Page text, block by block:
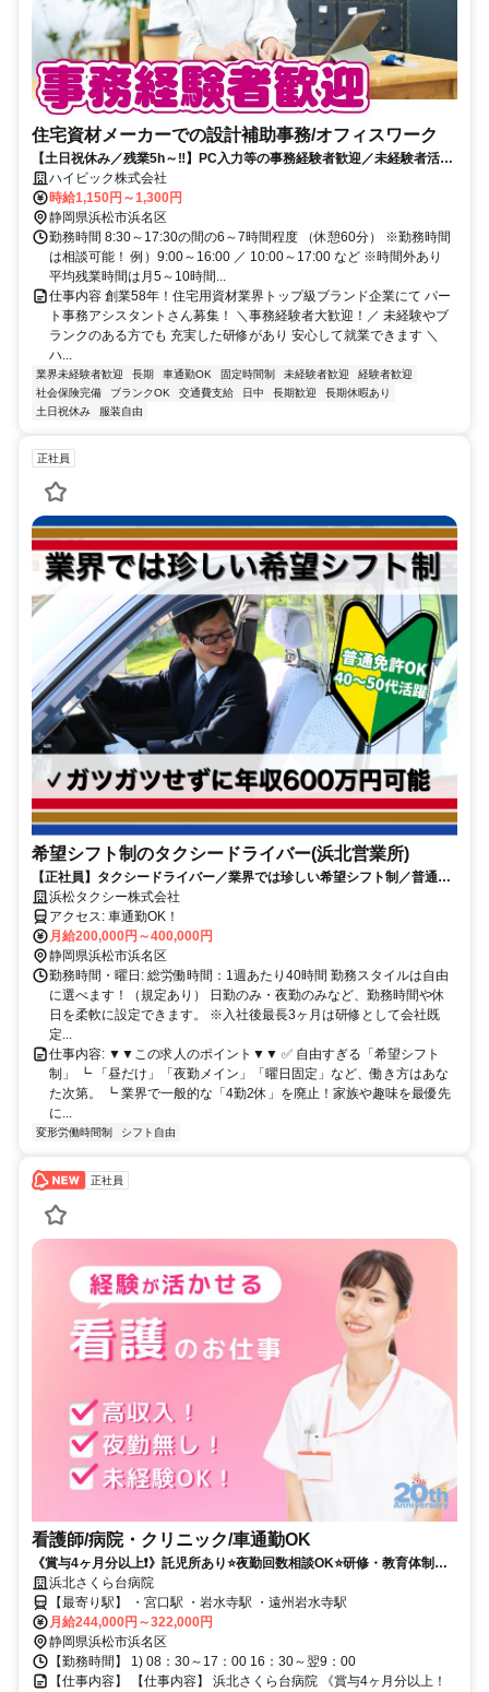
住宅資材メーカーでの設計補助事務/オフィスワーク
【土日祝休み／残業5h～‼️】PC入力等の事務経験者歓迎／未経験者活躍
中／福利厚生充実で働きやすさ◎
ハイビック株式会社
時給1,150円～1,300円
静岡県浜松市浜名区
勤務時間 8:30～17:30の間の6～7時間程度 （休憩60分） ※勤務時間
は相談可能！ 例）9:00～16:00 ／ 10:00～17:00 など ※時間外あり
平均残業時間は月5～10時間...
仕事内容 創業58年！住宅用資材業界トップ級ブランド企業にて パー
ト事務アシスタントさん募集！ ＼事務経験者大歓迎！／ 未経験やブ
ランクのある方でも 充実した研修があり 安心して就業できます ＼
ハ...
業界未経験者歓迎 長期 車通勤OK 固定時間制 未経験者歓迎
経験者歓迎
社会保険完備
ブランクOK 交通費支給 日中 長期歓迎
長期休暇あり
土日祝休み
服装自由
正社員
希望シフト制のタクシードライバー(浜北営業所)
【正社員】タクシードライバー／業界では珍しい希望シフト制／普通免
許OK／年収600万円可
浜松タクシー株式会社
アクセス: 車通勤OK！
月給200,000円～400,000円
静岡県浜松市浜名区
勤務時間・曜日: 総労働時間：1週あたり40時間 勤務スタイルは自由
に選べます！（規定あり） 日勤のみ・夜勤のみなど、勤務時間や休
日を柔軟に設定できます。 ※入社後最長3ヶ月は研修として会社既
定...
仕事内容: ▼▼この求人のポイント▼▼ ✅ 自由すぎる「希望シフト
制」 ┗ 「昼だけ」「夜勤メイン」「曜日固定」など、働き方はあな
た次第。 ┗ 業界で一般的な「4勤2休」を廃止！家族や趣味を最優先
に...
変形労働時間制 シフト自由
正社員
看護師/病院・クリニック/車通勤OK
《賞与4ヶ月分以上❗️》託児所あり⭐夜勤回数相談OK⭐研修・教育体制充
実⭐回復期＆慢性期メインの病院です❗️
浜北さくら台病院
【最寄り駅】 ・宮口駅 ・岩水寺駅 ・遠州岩水寺駅
月給244,000円～322,000円
静岡県浜松市浜名区
【勤務時間】 1) 08：30～17：00 16：30～翌9：00
【仕事内容】 【仕事内容】 浜北さくら台病院 《賞与4ヶ月分以上！